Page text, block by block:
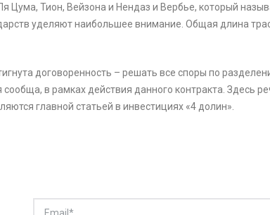
Цума, Тион, Вейзона и Нендаз и Вербье, который
уделяют наибольшее внимание. Общая длина
договоренность – решать все споры по
в рамках действия данного контракта. Здесь
главной статьей в инвестициях «4 долин».